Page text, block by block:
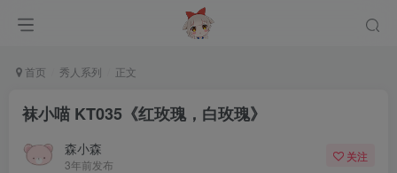
首页 秀人系列 正文
袜小喵 KT035《红玫瑰，白玫瑰》
森小森
3年前发布
关注